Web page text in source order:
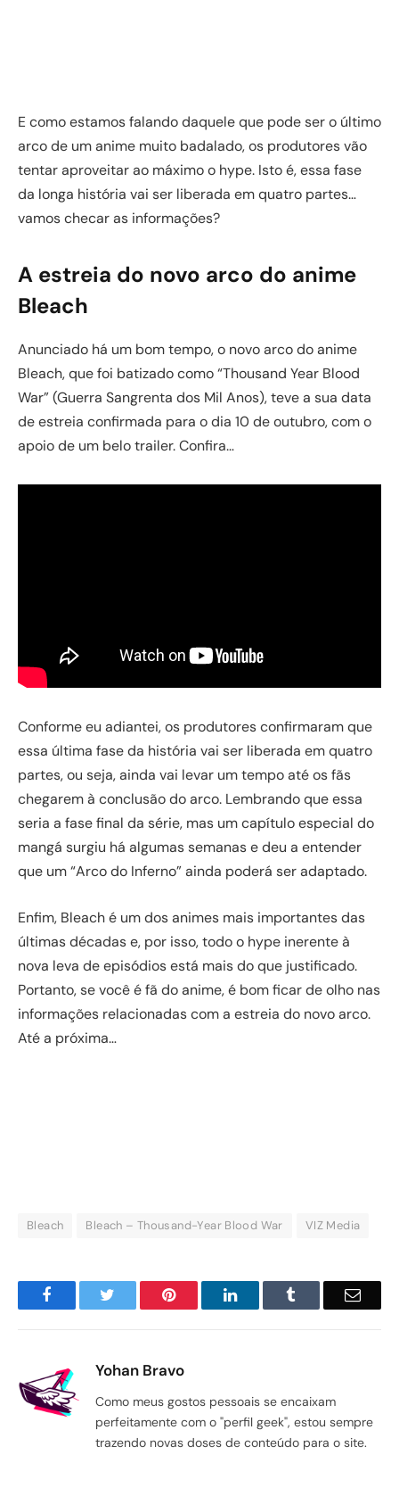
E como estamos falando daquele que pode ser o último
arco de um anime muito badalado, os produtores vão
tentar aproveitar ao máximo o hype. Isto é, essa fase
da longa história vai ser liberada em quatro partes…
vamos checar as informações?
A estreia do novo arco do anime
Bleach
Anunciado há um bom tempo, o novo arco do anime
Bleach, que foi batizado como “Thousand Year Blood
War” (Guerra Sangrenta dos Mil Anos), teve a sua data
de estreia confirmada para o dia 10 de outubro, com o
apoio de um belo trailer. Confira…
Conforme eu adiantei, os produtores confirmaram que
essa última fase da história vai ser liberada em quatro
partes, ou seja, ainda vai levar um tempo até os fãs
chegarem à conclusão do arco. Lembrando que essa
seria a fase final da série, mas um capítulo especial do
mangá surgiu há algumas semanas e deu a entender
que um “Arco do Inferno” ainda poderá ser adaptado.
Enfim, Bleach é um dos animes mais importantes das
últimas décadas e, por isso, todo o hype inerente à
nova leva de episódios está mais do que justificado.
Portanto, se você é fã do anime, é bom ficar de olho nas
informações relacionadas com a estreia do novo arco.
Até a próxima…
Bleach Bleach – Thousand-Year Blood War VIZ Media
Facebook Pinterest LinkedIn Email
Yohan Bravo
Como meus gostos pessoais se encaixam
perfeitamente com o "perfil geek", estou sempre
trazendo novas doses de conteúdo para o site.